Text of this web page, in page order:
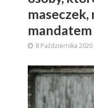
maseczek,
mandatem
8 Października 2020